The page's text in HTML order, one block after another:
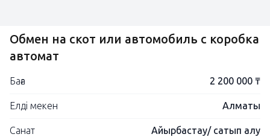
Обмен на скот или автомобиль с коробка
автомат
Баға 2 200 000 ₸
Елді мекен Алматы
Санат Айырбастау/ сатып алу